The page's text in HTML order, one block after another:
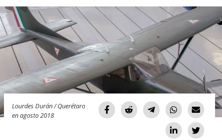
Lourdes Durán / Querétaro
en agosto 2018